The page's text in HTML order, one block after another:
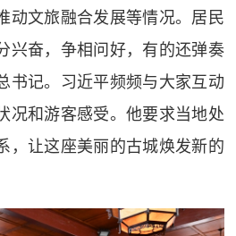
动文旅融合发展等情况。居民
兴奋，争相问好，有的还弹奏
书记。习近平频频与大家互动
况和游客感受。他要求当地处
，让这座美丽的古城焕发新的